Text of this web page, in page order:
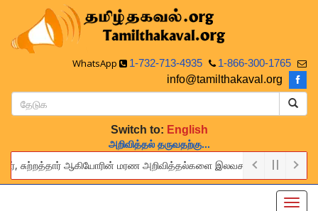
WhatsApp 1-732-713-4935
1-866-300-1765
info@tamilthakaval.org
Switch to: English
அறிவித்தல் தருவதற்கு...
சுற்றத்தார் ஆகியோரின் மரண அறிவித்தல்களை இலவசமாக நாங்கள்
this service to announce the obituaries of your relatives